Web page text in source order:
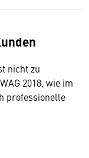
nicht zu
2018, wie im
professionelle